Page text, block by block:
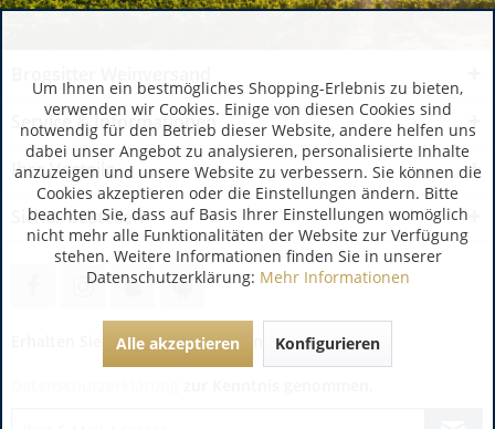
Service & Informationen
Ihre Vorteile
Sicher bestellen
Erhalten Sie immer die besten Angebote:
Um Ihnen ein bestmögliches Shopping-Erlebnis zu bieten,
verwenden wir Cookies. Einige von diesen Cookies sind
notwendig für den Betrieb dieser Website, andere helfen uns
dabei unser Angebot zu analysieren, personalisierte Inhalte
anzuzeigen und unsere Website zu verbessern. Sie können die
Cookies akzeptieren oder die Einstellungen ändern. Bitte
beachten Sie, dass auf Basis Ihrer Einstellungen womöglich
nicht mehr alle Funktionalitäten der Website zur Verfügung
stehen. Weitere Informationen finden Sie in unserer
Datenschutzerklärung: Mehr Informationen
Alle akzeptieren Konfigurieren